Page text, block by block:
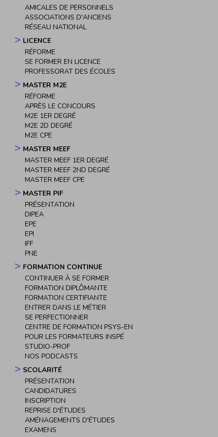
AMICALES DE PERSONNELS
ASSOCIATIONS D'ANCIENS
RÉSEAU NATIONAL
LICENCE
RÉFORME
SE FORMER EN LICENCE
PROFESSORAT DES ÉCOLES
MASTER M2E
RÉFORME
APRÈS LE CONCOURS
M2E 1ER DEGRÉ
M2E 2D DEGRÉ
M2E CPE
MASTER MEEF
MASTER MEEF 1ER DEGRÉ
MASTER MEEF 2ND DEGRÉ
MASTER MEEF CPE
MASTER PIF
PRÉSENTATION
DIPEA
EPE
EPI
IFF
PNE
FORMATION CONTINUE
CONTINUER À SE FORMER
FORMATION DIPLÔMANTE
FORMATION CERTIFIANTE
ENTRER DANS LE MÉTIER
SE PERFECTIONNER
CENTRE DE FORMATION PSYS-EN
POUR LES FORMATEURS INSPÉ
STUDIO-PROF
NOS PODCASTS
SCOLARITÉ
PRÉSENTATION
CANDIDATURES
INSCRIPTION
REPRISE D'ÉTUDES
AMÉNAGEMENTS D'ÉTUDES
EXAMENS